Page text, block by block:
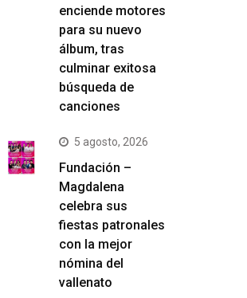
enciende motores
para su nuevo
álbum, tras
culminar exitosa
búsqueda de
canciones
5 agosto, 2026
Fundación –
Magdalena
celebra sus
fiestas patronales
con la mejor
nómina del
vallenato